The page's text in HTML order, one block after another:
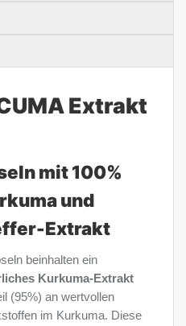
Extrakt
mit 100%
und
Extrakt
beinhalten ein
Kurkuma-Extrakt
(95%) an wertvollen
im Kurkuma. Diese